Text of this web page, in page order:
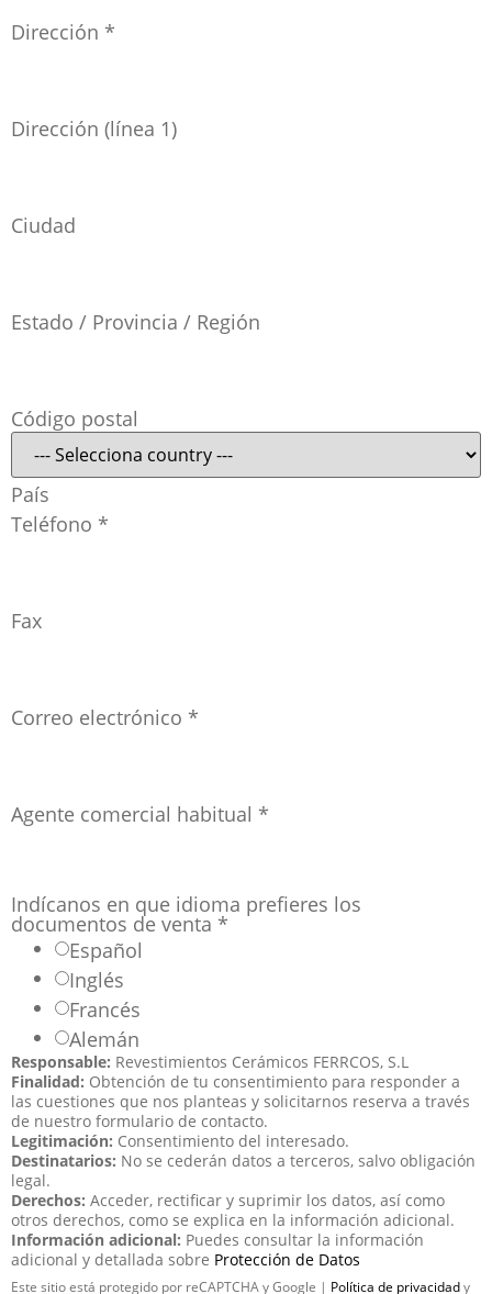
Dirección *
Dirección (línea 1)
Ciudad
Estado / Provincia / Región
Código postal
País
Teléfono *
Fax
Correo electrónico *
Agente comercial habitual *
Indícanos en que idioma prefieres los
documentos de venta *
Español
Inglés
Francés
Alemán
Responsable: Revestimientos Cerámicos FERRCOS, S.L
Finalidad: Obtención de tu consentimiento para responder a
las cuestiones que nos planteas y solicitarnos reserva a través
de nuestro formulario de contacto.
Legitimación: Consentimiento del interesado.
Destinatarios: No se cederán datos a terceros, salvo obligación
legal.
Derechos: Acceder, rectificar y suprimir los datos, así como
otros derechos, como se explica en la información adicional.
Información adicional: Puedes consultar la información
adicional y detallada sobre Protección de Datos
Este sitio está protegido por reCAPTCHA y Google | Política de privacidady